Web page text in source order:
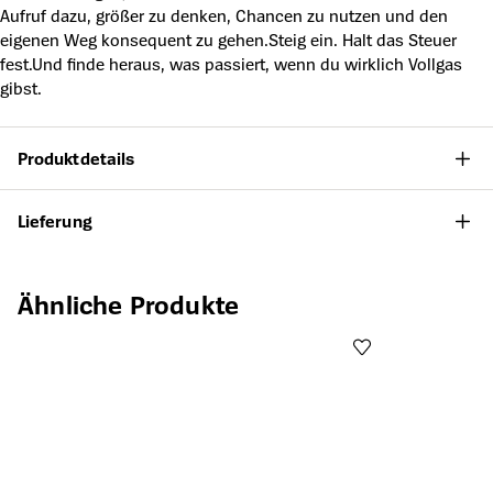
Aufruf dazu, größer zu denken, Chancen zu nutzen und den
eigenen Weg konsequent zu gehen.Steig ein. Halt das Steuer
fest.Und finde heraus, was passiert, wenn du wirklich Vollgas
gibst.
Produktdetails
Lieferung
Produktgalerie überspringen
Ähnliche Produkte